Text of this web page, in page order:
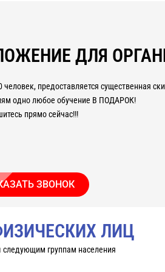
удостоверение/диплом/
работодателя, ростехнадзора и
ДЛЯ
предоставляется существенная
одно любое обучение В ПОДАРОК!
прямо сейчас!!!
ЗВОНОК
ЛИЦ
группам населения